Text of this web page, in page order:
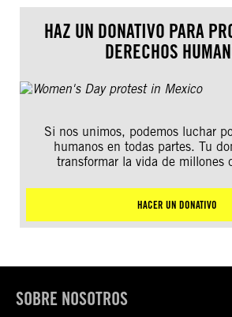
HAZ UN DONATIVO PARA
DERECHOS
Si nos unimos, podemos luchar
humanos en todas partes. Tu
transformar la vida de millones
HACER UN DONATIVO
SOBRE NOSOTROS